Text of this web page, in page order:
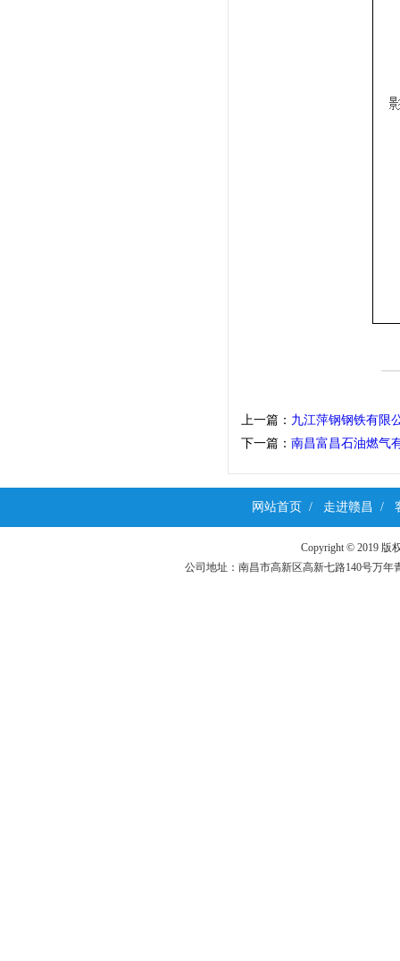
上一篇： 九江萍钢钢铁有限
下一篇： 南昌富昌石油燃气
网站首页 / 走进赣昌 /
Copyright © 2019
公司地址：南昌市高新区高新七路140号万年